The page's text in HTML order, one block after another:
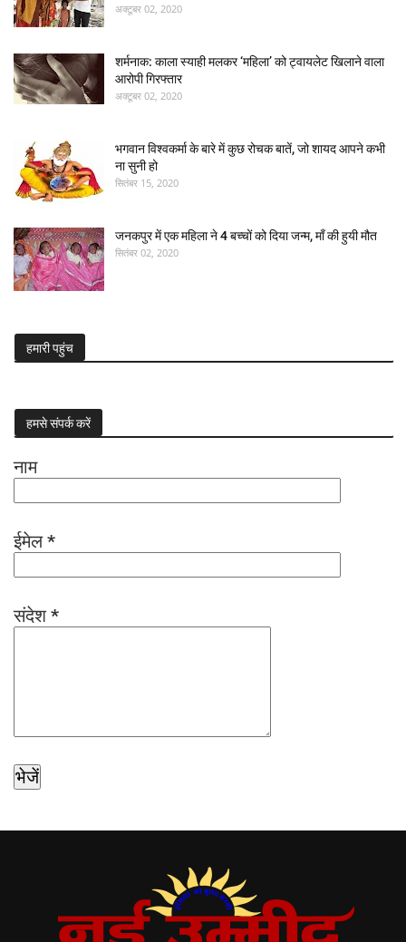
अक्टूबर 02, 2020
शर्मनाक: काला स्याही मलकर ‘महिला’ को ट्वायलेट खिलाने वाला
आरोपी गिरफ्तार
अक्टूबर 02, 2020
भगवान विश्वकर्मा के बारे में कुछ रोचक बातें, जो शायद आपने कभी
ना सुनी हो
सितंबर 15, 2020
जनकपुर में एक महिला ने 4 बच्चों को दिया जन्म, माँ की हुयी मौत
सितंबर 02, 2020
हमारी पहुंच
हमसे संपर्क करें
नाम
ईमेल*
संदेश*